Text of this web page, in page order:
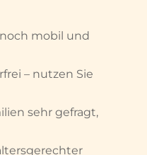
mobil und
– nutzen Sie
sehr gefragt,